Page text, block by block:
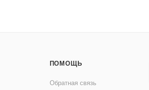
ПОМОЩЬ
Обратная связь